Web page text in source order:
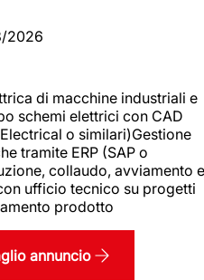
2026
di macchine industriali e
schemi elettrici con CAD
o similari)Gestione
tramite ERP (SAP o
collaudo, avviamento e
ufficio tecnico su progetti
prodotto
annuncio